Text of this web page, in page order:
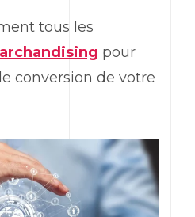
tous les
pour
conversion de votre